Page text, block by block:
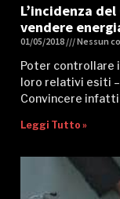
L’incidenza
vendere
01/05/2018 Nessun
Poter controllare
loro relativi esiti
Convincere
Leggi Tutto »